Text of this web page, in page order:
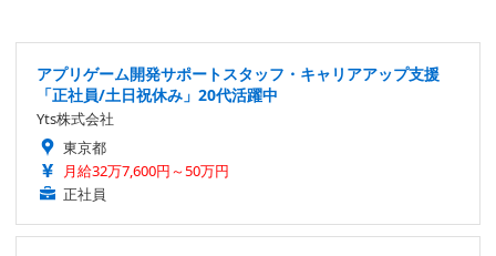
アプリゲーム開発サポートスタッフ・キャリアアップ支援
「正社員/土日祝休み」20代活躍中
Yts株式会社
東京都
月給32万7,600円～50万円
正社員